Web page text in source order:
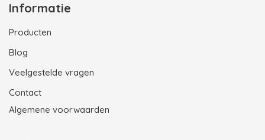
Informatie
Producten
Blog
Veelgestelde vragen
Contact
Algemene voorwaarden